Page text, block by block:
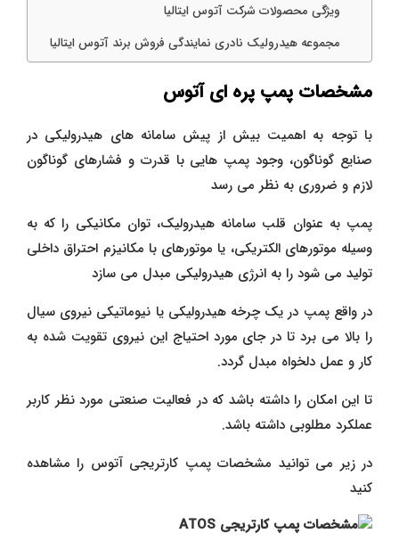
ویژگی محصولات شرکت آتوس ایتالیا
مجموعه هیدرولیک نادری نمایندگی فروش برند آتوس ایتالیا
مشخصات پمپ پره ای آتوس
با توجه به اهمیت بیش از پیش سامانه های هیدرولیکی در
صنایع گوناگون، وجود پمپ هایی با قدرت و فشارهای گوناگون
لازم و ضروری به نظر می رسد
پمپ به عنوان قلب سامانه هیدرولیک، توان مکانیکی را که به
وسیله موتورهای الکتریکی، یا موتورهای با مکانیزم احتراق داخلی
تولید می شود را به انرژی هیدرولیکی مبدل می سازد
در واقع پمپ در یک چرخه هیدرولیکی یا نیوماتیکی نیروی سیال
را بالا می برد تا در جای مورد احتیاج این نیروی تقویت شده به
کار و عمل دلخواه مبدل گردد.
تا این امکان را داشته باشد که در فعالیت صنعتی مورد نظر کاربر
عملکرد مطلوبی داشته باشد.
در زیر می توانید مشخصات پمپ کارتریجی آتوس را مشاهده
کنید